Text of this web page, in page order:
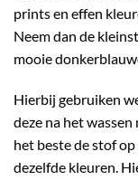
prints en effen
Neem dan de
mooie
Hierbij gebruiken
deze na het
het beste de stof
dezelfde kleuren.